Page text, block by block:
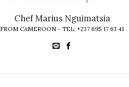
Chef Marius Nguimatsia
FROM CAMEROON - TEL: +237 695 17 63 41